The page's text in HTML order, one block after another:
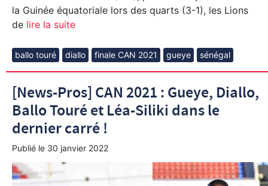
la Guinée équatoriale lors des quarts (3-1), les Lions
de lire la suite
ballo touré diallo finale CAN 2021 gueye sénégal
[News-Pros] CAN 2021 : Gueye, Diallo,
Ballo Touré et Léa-Siliki dans le
dernier carré !
Publié le 30 janvier 2022